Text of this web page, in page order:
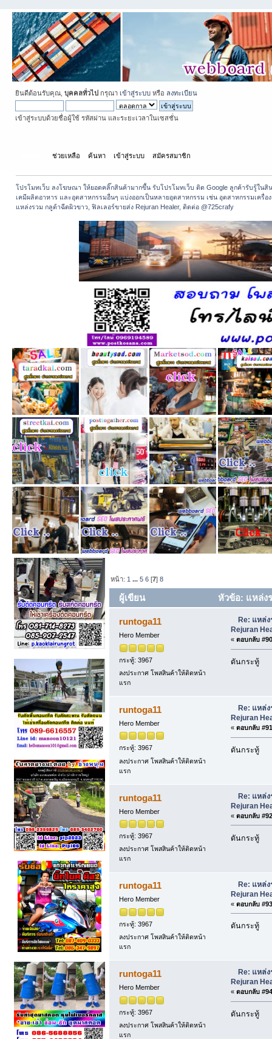
ยินดีต้อนรับคุณ, บุคคลทั่วไป กรุณา เข้าสู่ระบบ หรือ ลงทะเบียน
เข้าสู่ระบบด้วยชื่อผู้ใช้ รหัสผ่าน และระยะเวลาในเซสชั่น
ช่วยเหลือ ค้นหา เข้าสู่ระบบ สมัครสมาชิก
โปรโมทเว็บ ลงโฆษณา ให้ยอดคลิ๊กสินค้ามากขึ้น รับโปรโมทเว็บ ติด Google ลูกค้ารับรู้ใน
เคมีผลิตอาหาร และอุตสาหกรรมอื่นๆ แบ่งออกเป็นหลายอุตสาหกรรม เช่น อุตสาหกรรมเครื่
แหล่งรวม กลูต้าฉีดผิวขาว, ฟิลเลอร์ขายส่ง Rejuran Healer, ติดต่อ @725crafy
หน้า: 1 ...5 6 [7]8
ผู้เขียน
หัวข้อ: แหล่ง
(อ่าน 815 ครั้ง)
runtoga11
Hero Member
กระทู้: 3967
ลงประกาศ โพสสินค้าให้ติดหน้า
แรก
Re: แหล่
Rejuran
« ตอบกลับ
ดันกระทู้
runtoga11
Hero Member
กระทู้: 3967
ลงประกาศ โพสสินค้าให้ติดหน้า
แรก
Re: แหล่
Rejuran
« ตอบกลับ
ดันกระทู้
runtoga11
Hero Member
กระทู้: 3967
ลงประกาศ โพสสินค้าให้ติดหน้า
แรก
Re: แหล่
Rejuran
« ตอบกลับ
ดันกระทู้
runtoga11
Hero Member
กระทู้: 3967
ลงประกาศ โพสสินค้าให้ติดหน้า
แรก
Re: แหล่
Rejuran
« ตอบกลับ
ดันกระทู้
runtoga11
Hero Member
กระทู้: 3967
ลงประกาศ โพสสินค้าให้ติดหน้า
แรก
Re: แหล่
Rejuran
« ตอบกลับ
ดันกระทู้